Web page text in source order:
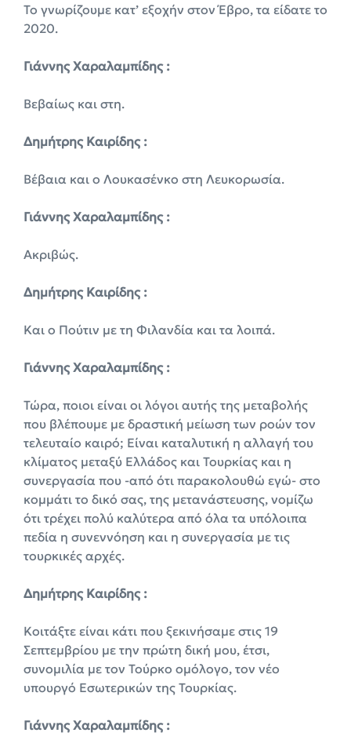
Το γνωρίζουμε κατ’ εξοχήν στον Έβρο, τα είδατε το
2020.
Γιάννης Χαραλαμπίδης :
Βεβαίως και στη.
Δημήτρης Καιρίδης :
Βέβαια και ο Λουκασένκο στη Λευκορωσία.
Γιάννης Χαραλαμπίδης :
Ακριβώς.
Δημήτρης Καιρίδης :
Και ο Πούτιν με τη Φιλανδία και τα λοιπά.
Γιάννης Χαραλαμπίδης :
Τώρα, ποιοι είναι οι λόγοι αυτής της μεταβολής
που βλέπουμε με δραστική μείωση των ροών τον
τελευταίο καιρό; Είναι καταλυτική η αλλαγή του
κλίματος μεταξύ Ελλάδος και Τουρκίας και η
συνεργασία που -από ότι παρακολουθώ εγώ- στο
κομμάτι το δικό σας, της μετανάστευσης, νομίζω
ότι τρέχει πολύ καλύτερα από όλα τα υπόλοιπα
πεδία η συνεννόηση και η συνεργασία με τις
τουρκικές αρχές.
Δημήτρης Καιρίδης :
Κοιτάξτε είναι κάτι που ξεκινήσαμε στις 19
Σεπτεμβρίου με την πρώτη δική μου, έτσι,
συνομιλία με τον Τούρκο ομόλογο, τον νέο
υπουργό Εσωτερικών της Τουρκίας.
Γιάννης Χαραλαμπίδης :